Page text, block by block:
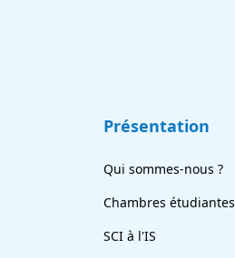
Présentation
Qui sommes-nous ?
Chambres étudiantes
SCI à l'IS